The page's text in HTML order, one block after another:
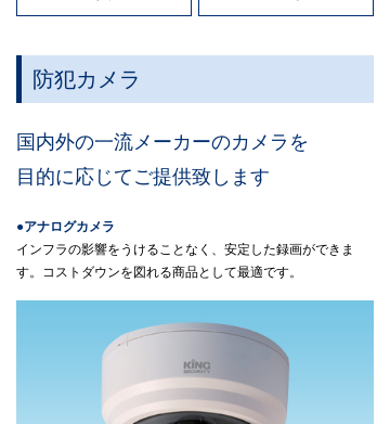
防犯カメラ
国内外の一流メーカーのカメラを
目的に応じて ご提供致します
●アナログカメラ
インフラの影響をうけることなく、安定した録画ができま
す。 コストダウンを図れる商品として最適です。